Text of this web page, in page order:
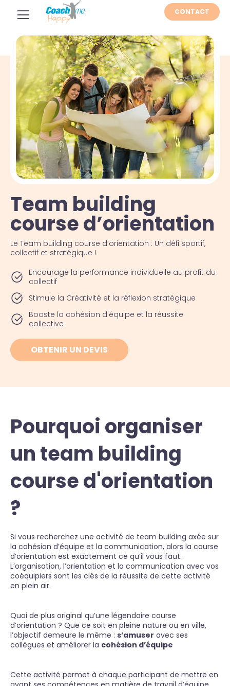
CONTACT
Team building
course d’orientation
Le Team building course d’orientation : Un défi sportif,
collectif et stratégique !
Encourage la performance individuelle au profit du
collectif
Stimule la Créativité et la réflexion stratégique
Booste la cohésion d'équipe et la réussite
collective
OBTENIR UN DEVIS
Pourquoi organiser
un team building
course d'orientation
?
Si vous recherchez une activité de team building axée sur
la cohésion d’équipe et la communication, alors la course
d’orientation est exactement ce qu’il vous faut.
L’organisation, l’orientation et la communication avec vos
coéquipiers sont les clés de la réussite de cette activité
en plein air.
Quoi de plus original qu’une légendaire course
d’orientation ? Que ce soit en pleine nature ou en ville,
l’objectif demeure le même : s’amuser avec ses
collègues et améliorer la cohésion d’équipe
Cette activité permet à chaque participant de mettre en